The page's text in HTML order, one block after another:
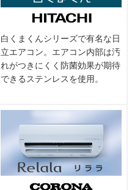
白くまくんシリーズで有名な日
立エアコン。エアコン内部は汚
れがつきにくく防菌効果が期待
できるステンレスを使用。